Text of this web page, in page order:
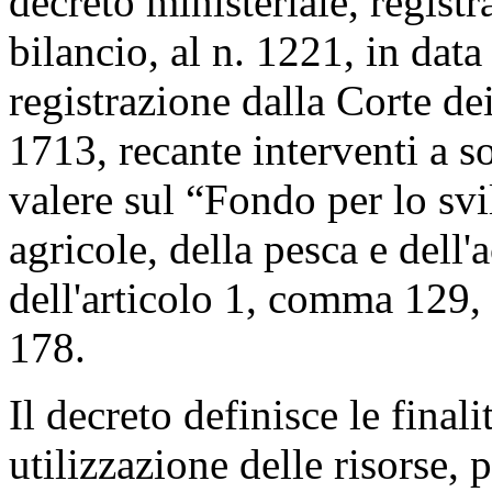
bilancio, al n. 1221, in data
registrazione dalla Corte
1713, recante interventi a
valere sul “Fondo per lo
agricole, della pesca e
dell'articolo 1, comma
178.
Il decreto definisce le
utilizzazione delle risorse,